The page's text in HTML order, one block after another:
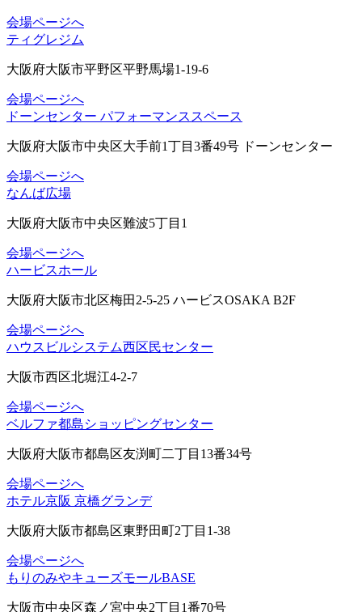
会場ページへ
ティグレジム
大阪府大阪市平野区平野馬場1-19-6
会場ページへ
ドーンセンター パフォーマンススペース
大阪府大阪市中央区大手前1丁目3番49号 ドーンセンター
会場ページへ
なんば広場
大阪府大阪市中央区難波5丁目1
会場ページへ
ハービスホール
大阪府大阪市北区梅田2-5-25 ハービスOSAKA B2F
会場ページへ
ハウスビルシステム西区民センター
大阪市西区北堀江4-2-7
会場ページへ
ベルファ都島ショッピングセンター
大阪府大阪市都島区友渕町二丁目13番34号
会場ページへ
ホテル京阪 京橋グランデ
大阪府大阪市都島区東野田町2丁目1-38
会場ページへ
もりのみやキューズモールBASE
大阪市中央区森ノ宮中央2丁目1番70号